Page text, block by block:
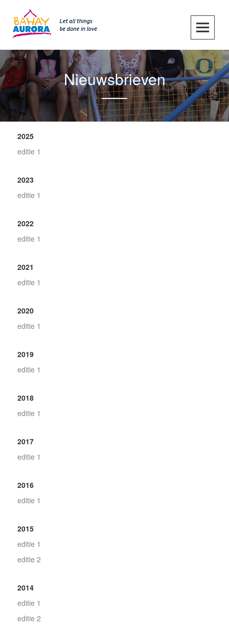
content
Nieuwsbrieven
2025
editie 1
2023
editie 1
2022
editie 1
2021
editie 1
2020
editie 1
2019
editie 1
2018
editie 1
2017
editie 1
2016
editie 1
2015
editie 1
editie 2
2014
editie 1
editie 2